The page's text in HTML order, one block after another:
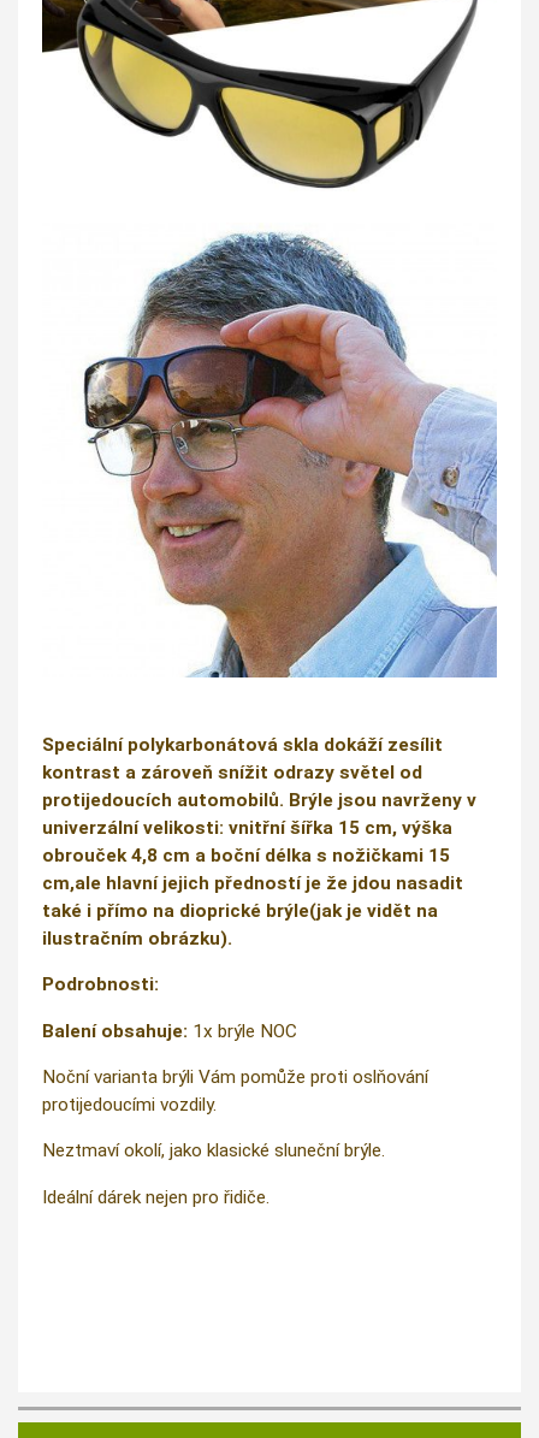
Speciální polykarbonátová skla dokáží zesílit
kontrast a zároveň snížit odrazy světel od
protijedoucích automobilů. Brýle jsou navrženy v
univerzální velikosti: vnitřní šířka 15 cm, výška
obrouček 4,8 cm a boční délka s nožičkami 15
cm,ale hlavní jejich předností je že jdou nasadit
také i přímo na dioprické brýle(jak je vidět na
ilustračním obrázku).
Podrobnosti:
Balení obsahuje: 1x brýle NOC
Noční varianta brýli Vám pomůže proti oslňování
protijedoucími vozdily.
Neztmaví okolí, jako klasické sluneční brýle.
Ideální dárek nejen pro řidiče.